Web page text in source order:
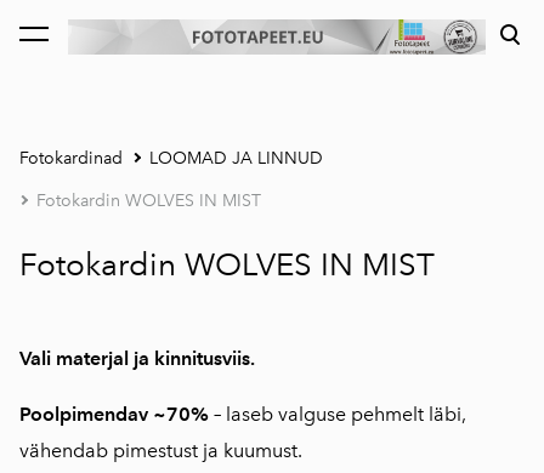
lisati ostukorvi. Vaata ostukorvi
Fotokardinad LOOMAD JA LINNUD
Fotokardin WOLVES IN MIST
Fotokardin WOLVES IN MIST
Vali materjal ja kinnitusviis.
Poolpimendav ~70% – laseb valguse pehmelt läbi,
vähendab pimestust ja kuumust.